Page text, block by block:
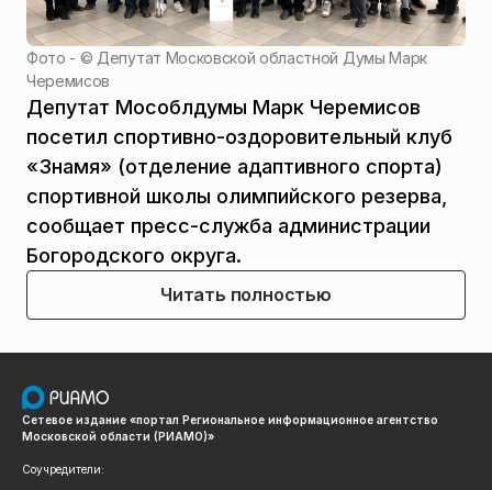
Фото - © Депутат Московской областной Думы Марк
Черемисов
Депутат Мособлдумы Марк Черемисов
посетил спортивно-оздоровительный клуб
«Знамя» (отделение адаптивного спорта)
спортивной школы олимпийского резерва,
сообщает пресс-служба администрации
Богородского округа.
Читать полностью
Сетевое издание «портал Региональное информационное агентство
Московской области (РИАМО)»
Соучредители: